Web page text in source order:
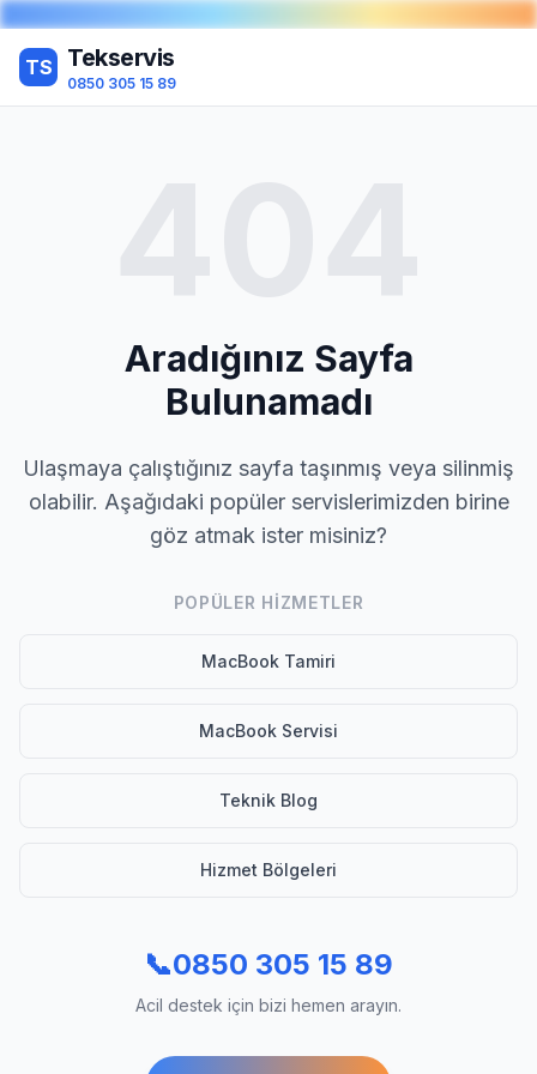
TS Tekservis
0850 305 15 89
Aradığınız Sayfa
Bulunamadı
Ulaşmaya çalıştığınız sayfa taşınmış veya silinmiş
olabilir. Aşağıdaki popüler servislerimizden birine
göz atmak ister misiniz?
POPÜLER HIZMETLER
MacBook Tamiri
MacBook Servisi
Teknik Blog
Hizmet Bölgeleri
📞0850 305 15 89
Acil destek için bizi hemen arayın.